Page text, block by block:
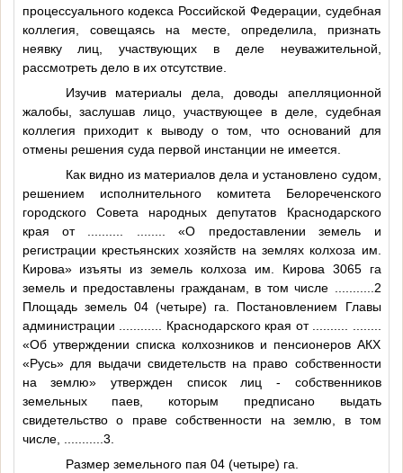
процессуального кодекса Российской Федерации, судебная
коллегия, совещаясь на месте, определила, признать
неявку лиц, участвующих в деле неуважительной,
рассмотреть дело в их отсутствие.
Изучив материалы дела, доводы апелляционной
жалобы, заслушав лицо, участвующее в деле, судебная
коллегия приходит к выводу о том, что оснований для
отмены решения суда первой инстанции не имеется.
Как видно из материалов дела и установлено судом,
решением исполнительного комитета Белореченского
городского Совета народных депутатов Краснодарского
края от
«О предоставлении земель и
регистрации крестьянских хозяйств на землях колхоза им.
Кирова» изъяты из земель колхоза им. Кирова 3065 га
земель и предоставлены гражданам, в том числе
...........2
Площадь земель 04 (четыре) га. Постановлением Главы
администрации
Краснодарского края от
«Об утверждении списка колхозников и пенсионеров АКХ
«Русь» для выдачи свидетельств на право собственности
на землю» утвержден список лиц - собственников
земельных паев, которым предписано выдать
свидетельство о праве собственности на землю, в том
числе,
...........3
Размер земельного пая 04 (четыре) га.